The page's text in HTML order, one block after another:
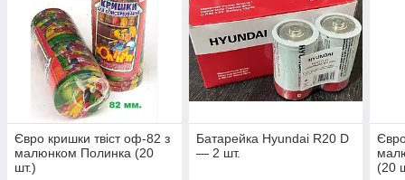
Євро кришки твіст оф-82 з
малюнком Полинка (20
шт.)
Батарейка Hyundai R20 D
— 2 шт.
(20